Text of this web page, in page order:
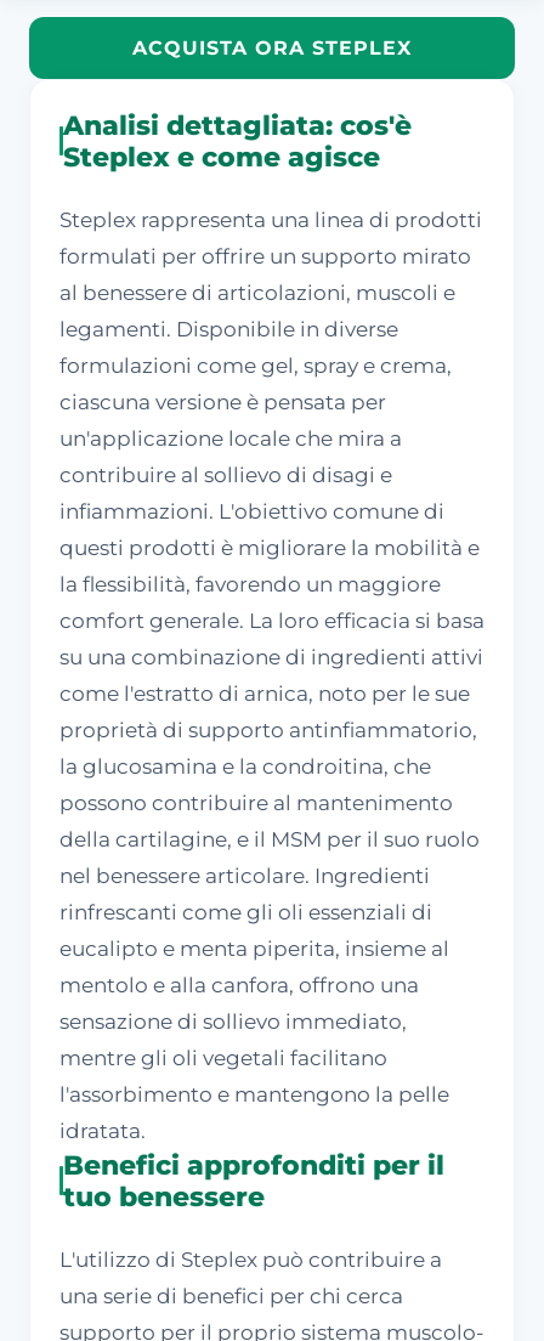
ACQUISTA ORA STEPLEX
Analisi dettagliata: cos'è
Steplex e come agisce
Steplex rappresenta una linea di prodotti
formulati per offrire un supporto mirato
al benessere di articolazioni, muscoli e
legamenti. Disponibile in diverse
formulazioni come gel, spray e crema,
ciascuna versione è pensata per
un'applicazione locale che mira a
contribuire al sollievo di disagi e
infiammazioni. L'obiettivo comune di
questi prodotti è migliorare la mobilità e
la flessibilità, favorendo un maggiore
comfort generale. La loro efficacia si basa
su una combinazione di ingredienti attivi
come l'estratto di arnica, noto per le sue
proprietà di supporto antinfiammatorio,
la glucosamina e la condroitina, che
possono contribuire al mantenimento
della cartilagine, e il MSM per il suo ruolo
nel benessere articolare. Ingredienti
rinfrescanti come gli oli essenziali di
eucalipto e menta piperita, insieme al
mentolo e alla canfora, offrono una
sensazione di sollievo immediato,
mentre gli oli vegetali facilitano
l'assorbimento e mantengono la pelle
idratata.
Benefici approfonditi per il
tuo benessere
L'utilizzo di Steplex può contribuire a
una serie di benefici per chi cerca
supporto per il proprio sistema muscolo-